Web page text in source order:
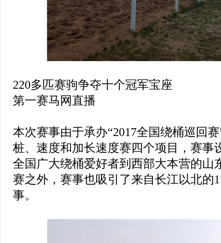
220多匹赛驹争夺十个冠军宝座
第一赛马网直播
本次赛事由于承办“2017全国绕桶巡回
桩、速度和加长速度赛四个项目，赛事
全国广大绕桶爱好者到西部大本营的山
赛之外，赛事也吸引了来自长江以北的
事。